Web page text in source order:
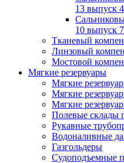
13 выпуск 4
10 выпуск 7
Тканевый
Линзовый
Мостовой
Мягкие резервуары
Мягкие
Мягкие
Мягкие
Полевые склады
Рукавные
Водоналивные
Газгольдеры
Судоподъемные